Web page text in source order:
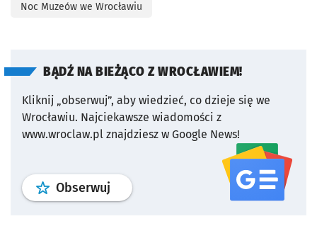
Noc Muzeów we Wrocławiu
BĄDŹ NA BIEŻĄCO Z WROCŁAWIEM!
Kliknij „obserwuj”, aby wiedzieć, co dzieje się we
Wrocławiu. Najciekawsze wiadomości z
www.wroclaw.pl znajdziesz w Google News!
Obserwuj profil serwisu